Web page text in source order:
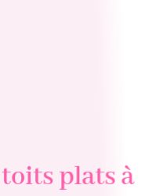
plats à